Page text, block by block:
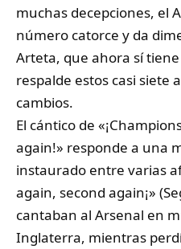
muchas decepciones, el
número catorce y da
Arteta, que ahora sí
respalde estos casi siete
cambios.
El cántico de
again!» responde a una
instaurado entre varias
again, second again¡»
cantaban al Arsenal en
Inglaterra, mientras